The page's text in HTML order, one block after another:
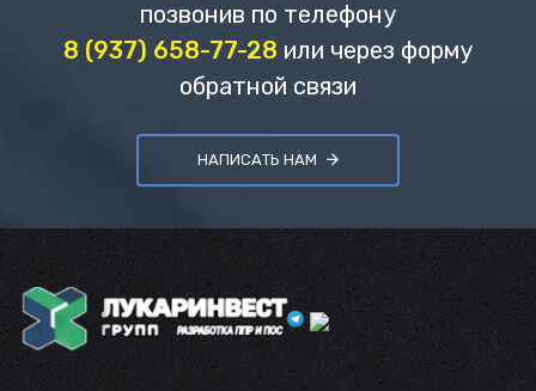
позвонив по телефону
8 (937) 658-77-28 или через форму
обратной связи
НАПИСАТЬ НАМ